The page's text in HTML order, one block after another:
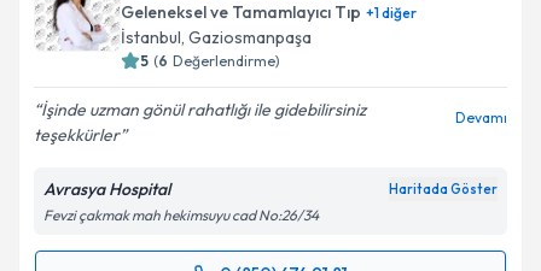
Geleneksel ve Tamamlayıcı Tıp +1diğer
İstanbul, Gaziosmanpaşa
5 (6 Değerlendirme)
İşinde uzman gönül rahatlığı ile gidebilirsiniz
teşekkürler
Devamı
Avrasya Hospital Haritada Göster
Fevzi çakmak mah hekimsuyu cad No:26/34